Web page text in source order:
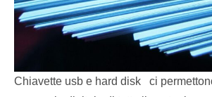
Chiavette usb e hard disk ci